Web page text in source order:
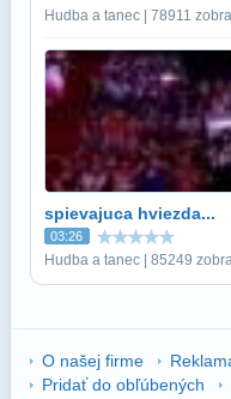
Hudba a tanec | 78911
spievajuca hviezda...
03:26
Hudba a tanec | 85249
O našej firme
Pridať do obľúbených